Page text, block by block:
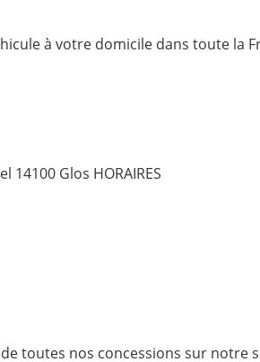
à votre domicile dans toute la
14100 Glos HORAIRES
toutes nos concessions sur notre